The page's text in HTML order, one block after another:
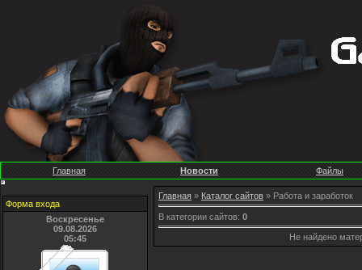
Главная Новости Файлы
Форма входа
Воскресенье
09.08.2026
05:45
Главная » Каталог сайтов » Работа и заработок
В категории сайтов: 0
Не найдено